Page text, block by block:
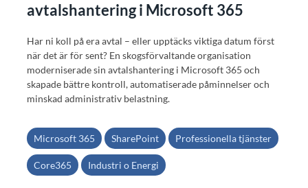
avtalshantering i Microsoft 365
Har ni koll på era avtal – eller upptäcks viktiga datum först
när det är för sent? En skogsförvaltande organisation
moderniserade sin avtalshantering i Microsoft 365 och
skapade bättre kontroll, automatiserade påminnelser och
minskad administrativ belastning.
Microsoft 365 SharePoint Professionella tjänster
Core365 Industri o Energi